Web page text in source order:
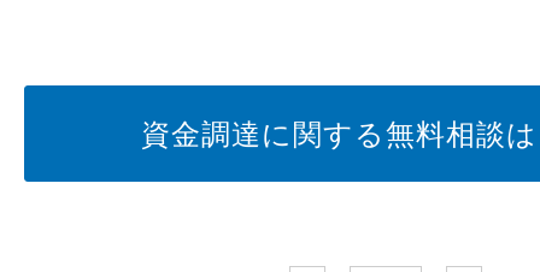
資金調達に関する無料相談